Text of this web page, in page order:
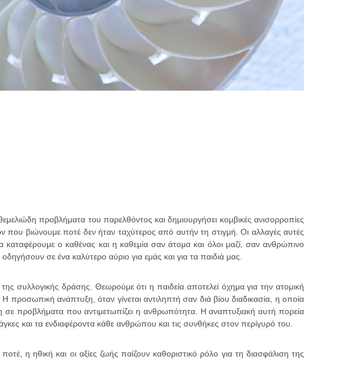
προβλήματα του παρελθόντος και δημιουργήσει κομβικές ανισορροπίες
που βιώνουμε ποτέ δεν ήταν ταχύτερος από αυτήν τη στιγμή. Οι αλλαγές αυτές
ο καθένας και η καθεμία σαν άτομα και όλοι μαζί, σαν ανθρώπινο
σε ένα καλύτερο αύριο για εμάς και για τα παιδιά μας.
συλλογικής δράσης. Θεωρούμε ότι η παιδεία αποτελεί όχημα για την ατομική
προσωπική ανάπτυξη, όταν γίνεται αντιληπτή σαν διά βίου διαδικασία, η οποία
σε προβλήματα που αντιμετωπίζει η ανθρωπότητα. Η αναπτυξιακή αυτή πορεία
και τα ενδιαφέροντα κάθε ανθρώπου και τις συνθήκες στον περίγυρό του.
η ηθική και οι αξίες ζωής παίζουν καθοριστικό ρόλο για τη διασφάλιση της